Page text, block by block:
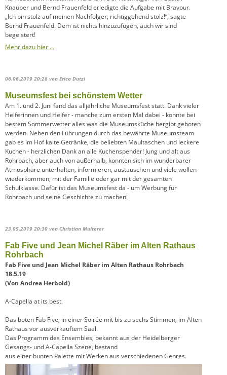
Knauber und Bernd Frauenfeld erledigte die Aufgabe mit Bravour.
„Ich bin stolz auf meinen Nachfolger, richtiggehend stolz!“, sagte
Bernd Frauenfeld. Dem ist nichts hinzuzufügen, auch wir sind
begeistert!
Mehr dazu hier …
06.06.2019 20:28 von Erica Dutzi
Museumsfest bei schönstem Wetter
Am 1. und 2. Juni fand das alljährliche Museumsfest statt. Dank vieler
Helferinnen und Helfer - manche zum ersten Mal dabei - konnte bei
bestem Sommerwetter alles was die Museumsküche hergibt geboten
werden. Neben den Führungen durch das bewährte Museumsteam
gab es im Hof kalte Getränke, die beliebten Maultaschen und leckere
Kuchen - herzlichen Dank an alle Kuchenspender! Jung und alt aus
Rohrbach, aber auch von außerhalb, konnten sich im wunderbarer
Atmosphäre unterhalten, informieren, austauschen und viele wollen
wiederkommen; mit der Familie oder gar mit der gesamten
Schulklasse. Dafür ist das Museumsfest da - um Werbung für
Rohrbach und seine Geschichte zu machen!
23.05.2019 20:30 von Christian Multerer
Fab Five und Jean Michel Räber im Alten Rathaus
Rohrbach
Fab Five und Jean Michel Räber im Alten Rathaus Rohrbach
18.5.19
(Von Andrea Herbold)
A-Capella at its best.
Das boten Fab Five, in einer Soirée mit bis zu sechs Stimmen, im Alten
Rathaus vor ausverkauftem Saal.
Das Programm des Ensembles, bekannt aus der Heidelberger
Gesangs- und A-Capella Szene, bestand
aus einer bunten Palette mit Werken aus verschiedenen Genres.